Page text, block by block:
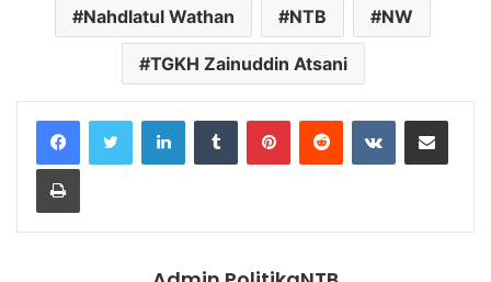
Nahdlatul Wathan NTB NW
TGKH Zainuddin Atsani
LinkedInTumblr PinterestReddit VKontakteShare via Email
Print